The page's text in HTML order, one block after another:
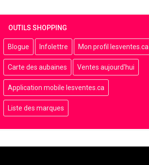
OUTILS SHOPPING
Blogue Infolettre Mon profil lesventes.ca
Carte des aubaines Ventes aujourd'hui
Application mobile lesventes.ca
Liste des marques